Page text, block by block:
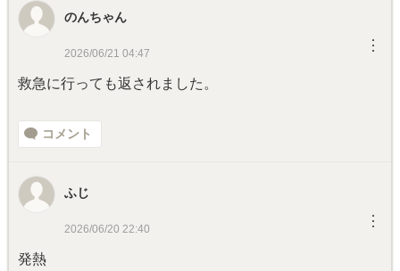
のんちゃん
2026/06/21 04:47 ︙
救急に行っても返されました。
コメント
ふじ
2026/06/20 22:40 ︙
発熱